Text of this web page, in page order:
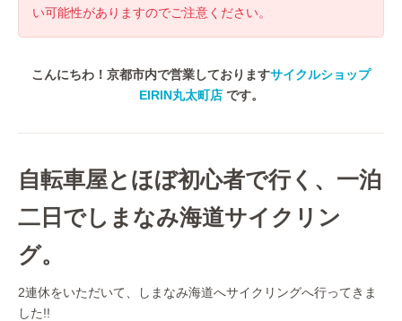
い可能性がありますのでご注意ください。
こんにちわ！京都市内で営業しておりますサイクルショップ
EIRIN丸太町店です。
自転車屋とほぼ初心者で行く、一泊
二日でしまなみ海道サイクリン
グ。
2連休をいただいて、しまなみ海道へサイクリングへ行ってきま
した!!